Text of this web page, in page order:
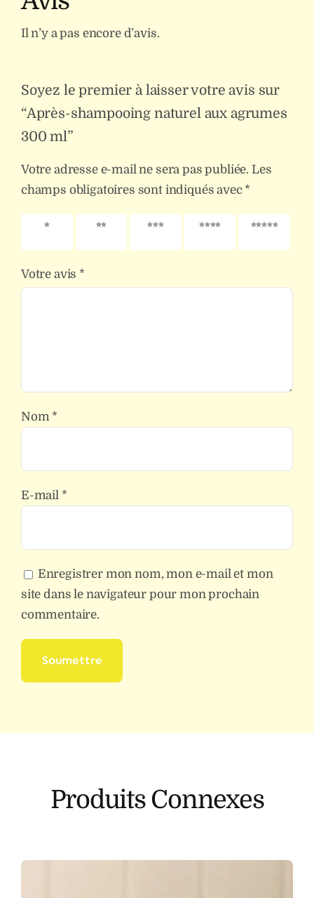
Il n’y a pas encore d’avis.
Soyez le premier à laisser votre avis sur
“Après-shampooing naturel aux agrumes
300 ml”
Votre adresse e-mail ne sera pas publiée. Les
champs obligatoires sont indiqués avec *
1 étoile
2 étoiles
3 étoiles
4 étoiles
5 étoiles
Votre avis *
Nom *
E-mail *
Enregistrer mon nom, mon e-mail et mon
site dans le navigateur pour mon prochain
commentaire.
Produits Connexes